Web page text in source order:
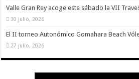
Valle Gran Rey acoge este sábado la VII
30 julio, 2026
El II torneo Autonómico Gomahara Beach
27 julio, 2026
mientras visitas
nuestro sitio,
posibilidad de
ofertas